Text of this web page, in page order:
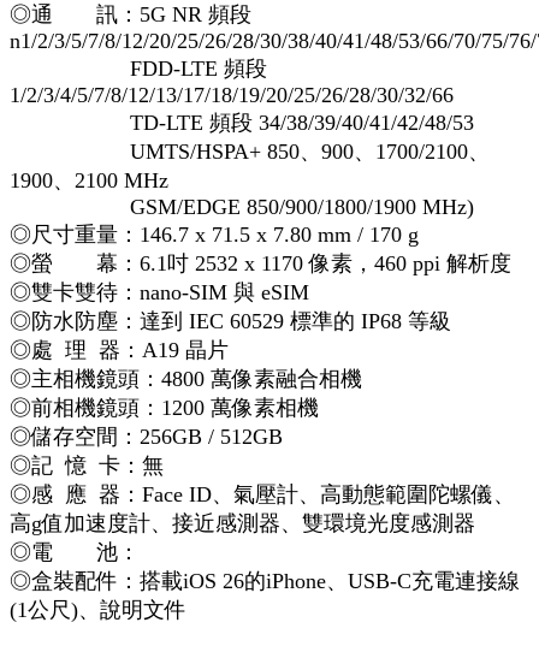
◎通 訊：5G NR 頻段
n1/2/3/5/7/8/12/20/25/26/28/30/38/40/41/48/53/66/70/75/
FDD‑LTE 頻段
1/2/3/4/5/7/8/12/13/17/18/19/20/25/26/28/30/32/66
TD‑LTE 頻段 34/38/39/40/41/42/48/53
UMTS/HSPA+ 850、900、1700/2100、
1900、2100 MHz
GSM/EDGE 850/900/1800/1900 MHz)
◎尺寸重量：146.7 x 71.5 x 7.80 mm / 170 g
◎螢 幕：6.1吋 2532 x 1170 像素，460 ppi 解析度
◎雙卡雙待：nano‑SIM 與 eSIM
◎防水防塵：達到 IEC 60529 標準的 IP68 等級
◎處 理 器：A19 晶片
◎主相機鏡頭：4800 萬像素融合相機
◎前相機鏡頭：1200 萬像素相機
◎儲存空間：256GB / 512GB
◎記 憶 卡：無
◎感 應 器：Face ID、氣壓計、高動態範圍陀螺儀、
高g值加速度計、接近感測器、雙環境光度感測器
◎電 池：
◎盒裝配件：搭載iOS 26的iPhone、USB-C充電連接線
(1公尺)、說明文件